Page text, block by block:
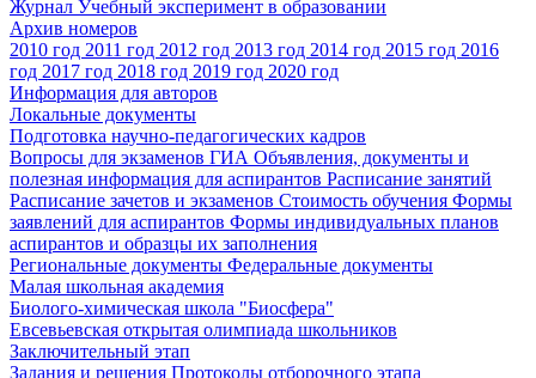
Журнал Учебный эксперимент в образовании
Архив номеров
2010 год 2011 год 2012 год 2013 год 2014 год 2015 год 2016
год 2017 год 2018 год 2019 год 2020 год
Информация для авторов
Локальные документы
Подготовка научно-педагогических кадров
Вопросы для экзаменов ГИА Объявления, документы и
полезная информация для аспирантов Расписание занятий
Расписание зачетов и экзаменов Стоимость обучения Формы
заявлений для аспирантов Формы индивидуальных планов
аспирантов и образцы их заполнения
Региональные документы Федеральные документы
Малая школьная академия
Биолого-химическая школа "Биосфера"
Евсевьевская открытая олимпиада школьников
Заключительный этап
Задания и решения Протоколы отборочного этапа